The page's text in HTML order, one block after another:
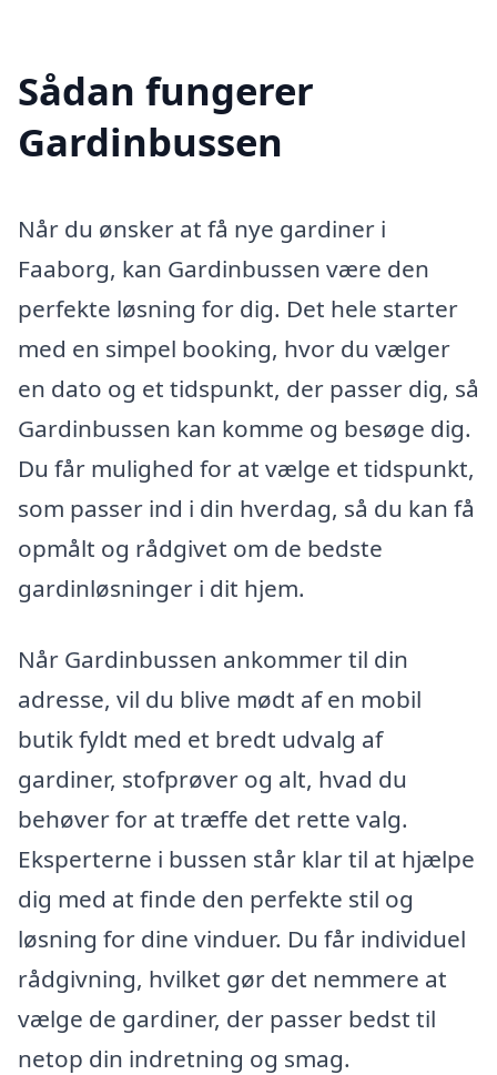
Sådan fungerer
Gardinbussen
Når du ønsker at få nye gardiner i
Faaborg, kan Gardinbussen være den
perfekte løsning for dig. Det hele starter
med en simpel booking, hvor du vælger
en dato og et tidspunkt, der passer dig, så
Gardinbussen kan komme og besøge dig.
Du får mulighed for at vælge et tidspunkt,
som passer ind i din hverdag, så du kan få
opmålt og rådgivet om de bedste
gardinløsninger i dit hjem.
Når Gardinbussen ankommer til din
adresse, vil du blive mødt af en mobil
butik fyldt med et bredt udvalg af
gardiner, stofprøver og alt, hvad du
behøver for at træffe det rette valg.
Eksperterne i bussen står klar til at hjælpe
dig med at finde den perfekte stil og
løsning for dine vinduer. Du får individuel
rådgivning, hvilket gør det nemmere at
vælge de gardiner, der passer bedst til
netop din indretning og smag.